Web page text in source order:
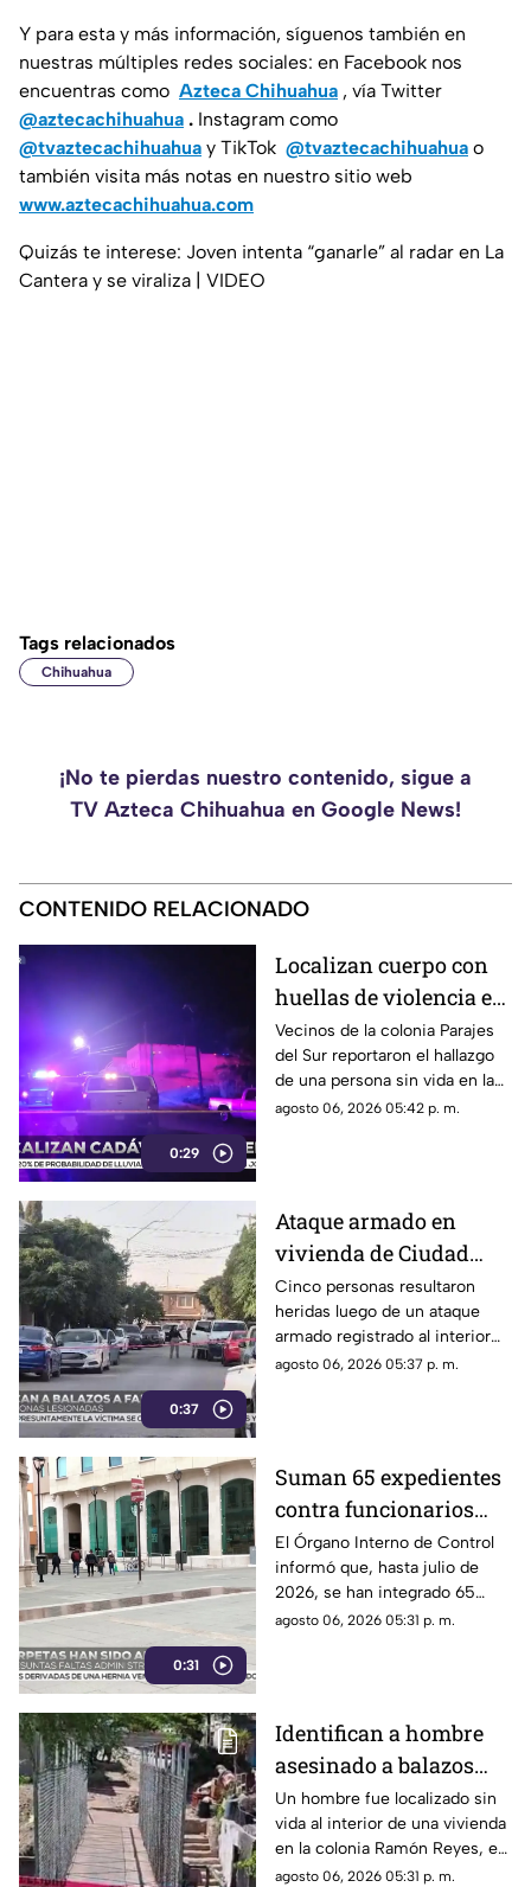
Y para esta y más información, síguenos también en
nuestras múltiples redes sociales: en Facebook nos
encuentras como Azteca Chihuahua , vía Twitter
@aztecachihuahua . Instagram como
@tvaztecachihuahua y TikTok @tvaztecachihuahua o
también visita más notas en nuestro sitio web
www.aztecachihuahua.com
Quizás te interese: Joven intenta “ganarle” al radar en La
Cantera y se viraliza | VIDEO
Tags relacionados
Chihuahua
¡No te pierdas nuestro contenido, sigue a
TV Azteca Chihuahua en Google News!
CONTENIDO RELACIONADO
0:29
Localizan cuerpo con
huellas de violencia en
calles de Parajes del
Sur | VIDEO
Vecinos de la colonia Parajes
del Sur reportaron el hallazgo
de una persona sin vida en la
vía pública.
agosto 06, 2026 05:42 p. m.
0:37
Ataque armado en
vivienda de Ciudad
Juárez deja cinco
personas heridas |
VIDEO
Cinco personas resultaron
heridas luego de un ataque
armado registrado al interior
de un domicilio en el
agosto 06, 2026 05:37 p. m.
0:31
Suman 65 expedientes
contra funcionarios
municipales de
Chihuahua | VIDEO
El Órgano Interno de Control
informó que, hasta julio de
2026, se han integrado 65
expedientes por presuntas
agosto 06, 2026 05:31 p. m.
Identifican a hombre
asesinado a balazos
dentro de una vivienda
en la colonia Ramón
Reyes
Un hombre fue localizado sin
vida al interior de una vivienda
en la colonia Ramón Reyes, en
la ciudad de Chihuahua, luego
agosto 06, 2026 05:31 p. m.